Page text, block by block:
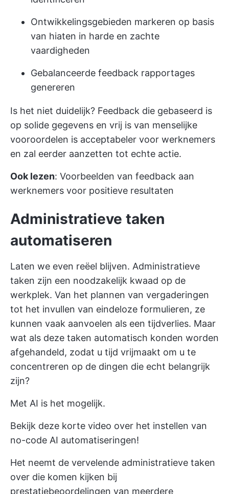
Ontwikkelingsgebieden markeren op basis
van hiaten in harde en zachte
vaardigheden
Gebalanceerde feedback rapportages
genereren
Is het niet duidelijk? Feedback die gebaseerd is
op solide gegevens en vrij is van menselijke
vooroordelen is acceptabeler voor werknemers
en zal eerder aanzetten tot echte actie.
Ook lezen: Voorbeelden van feedback aan
werknemers voor positieve resultaten
Administratieve taken
automatiseren
Laten we even reëel blijven. Administratieve
taken zijn een noodzakelijk kwaad op de
werkplek. Van het plannen van vergaderingen
tot het invullen van eindeloze formulieren, ze
kunnen vaak aanvoelen als een tijdverlies. Maar
wat als deze taken automatisch konden worden
afgehandeld, zodat u tijd vrijmaakt om u te
concentreren op de dingen die echt belangrijk
zijn?
Met AI is het mogelijk.
Bekijk deze korte video over het instellen van
no-code AI automatiseringen!
Het neemt de vervelende administratieve taken
over die komen kijken bij
prestatiebeoordelingen van meerdere